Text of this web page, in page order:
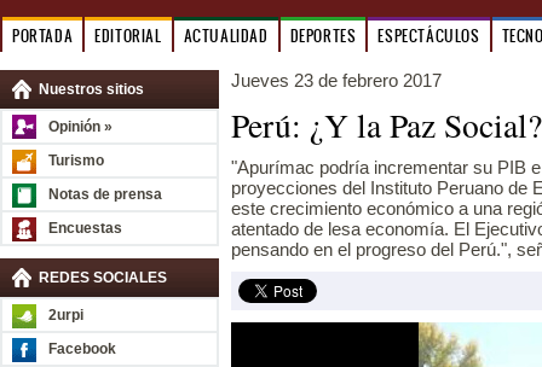
PORTADA EDITORIAL ACTUALIDAD DEPORTES ESPECTÁCULOS
Nuestros sitios
Opinión »
Turismo
Notas de prensa
Encuestas
REDES SOCIALES
2urpi
Facebook
Jueves 23 de febrero 2017
Perú: ¿Y la Paz Social?
"Apurímac podría incrementar su PIB
proyecciones del Instituto Peruano de
este crecimiento económico a una
atentado de lesa economía. El
pensando en el progreso del Perú.",